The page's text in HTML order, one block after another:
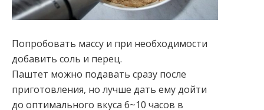
Попробовать массу и при необходимости
добавить соль и перец.
Паштет можно подавать сразу после
приготовления, но лучше дать ему дойти
до оптимального вкуса 6~10 часов в